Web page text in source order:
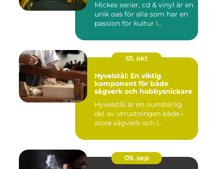
Mickes serier, cd & vinyl är en
unik oas för alla som har en
passion för kultur i...
01. okt
Hyvelstål: En viktig
komponent för både
sågverk och hobbysnickare
Hyvelstål är en oumbärlig
del av utrustningen både i
stora sågverk och i...
09. sep